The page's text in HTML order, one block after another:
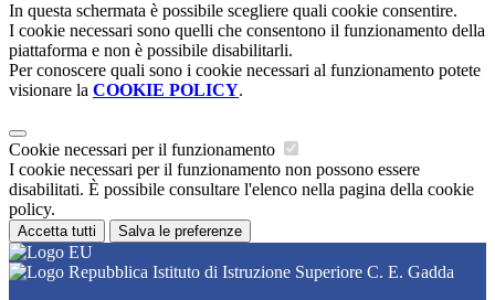
In questa schermata è possibile scegliere quali cookie consentire.
I cookie necessari sono quelli che consentono il funzionamento della
piattaforma e non è possibile disabilitarli.
Per conoscere quali sono i cookie necessari al funzionamento potete
visionare la COOKIE POLICY.
Cookie necessari per il funzionamento
I cookie necessari per il funzionamento non possono essere
disabilitati. È possibile consultare l'elenco nella pagina della cookie
policy.
Accetta tutti Salva le preferenze
Istituto di Istruzione Superiore C. E. Gadda